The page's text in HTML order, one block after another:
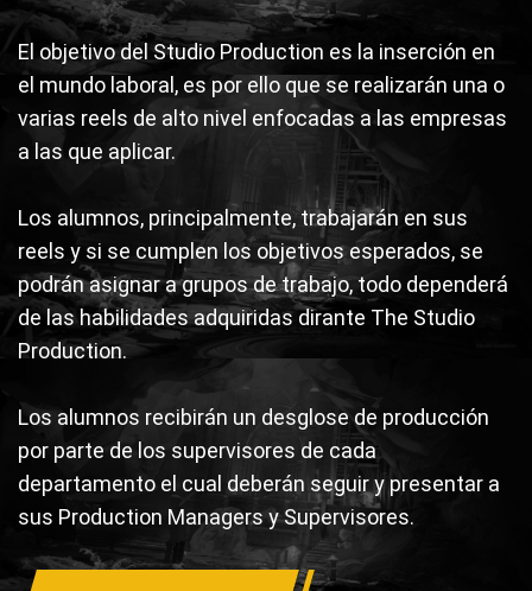
El objetivo del Studio Production es la inserción en
el mundo laboral, es por ello que se realizarán una o
varias reels de alto nivel enfocadas a las empresas
a las que aplicar.
Los alumnos, principalmente, trabajarán en sus
reels y si se cumplen los objetivos esperados, se
podrán asignar a grupos de trabajo, todo dependerá
de las habilidades adquiridas dirante The Studio
Production.
Los alumnos recibirán un desglose de producción
por parte de los supervisores de cada
departamento el cual deberán seguir y presentar a
sus Production Managers y Supervisores.